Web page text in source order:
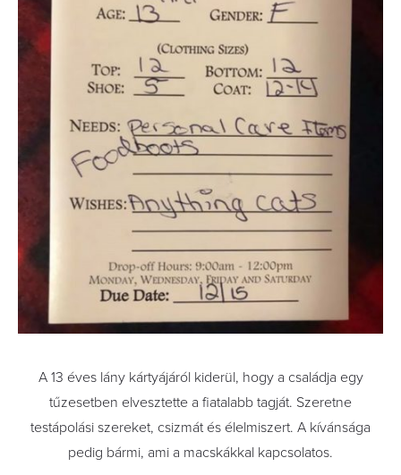
A 13 éves lány kártyájáról kiderül, hogy a családja egy
tűzesetben elvesztette a fiatalabb tagját. Szeretne
testápolási szereket, csizmát és élelmiszert. A kívánsága
pedig bármi, ami a macskákkal kapcsolatos.